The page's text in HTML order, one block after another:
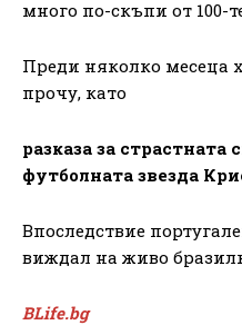
много по-скъпи от 100-
Преди няколко месеца
прочу, като
разказа за
футболната звезда
Впоследствие
виждал на живо
BLife.bg